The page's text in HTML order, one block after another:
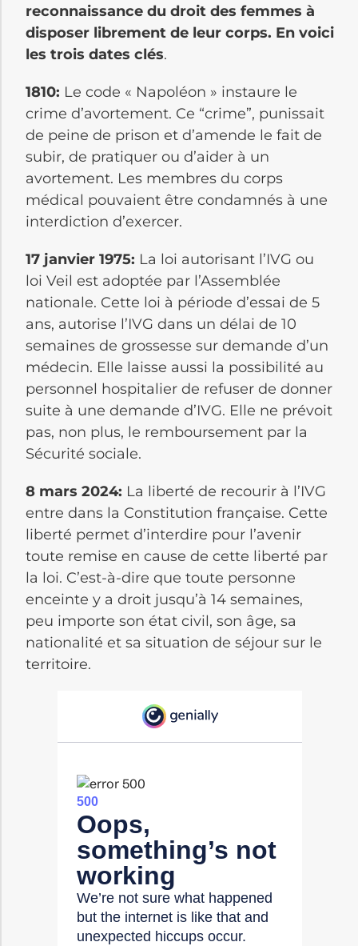
reconnaissance du droit des femmes à
disposer librement de leur corps. En voici
les trois dates clés.
1810: Le code « Napoléon » instaure le
crime d’avortement. Ce “crime”, punissait
de peine de prison et d’amende le fait de
subir, de pratiquer ou d’aider à un
avortement. Les membres du corps
médical pouvaient être condamnés à une
interdiction d’exercer.
17 janvier 1975: La loi autorisant l’IVG ou
loi Veil est adoptée par l’Assemblée
nationale. Cette loi à période d’essai de 5
ans, autorise l’IVG dans un délai de 10
semaines de grossesse sur demande d’un
médecin. Elle laisse aussi la possibilité au
personnel hospitalier de refuser de donner
suite à une demande d’IVG. Elle ne prévoit
pas, non plus, le remboursement par la
Sécurité sociale.
8 mars 2024: La liberté de recourir à l’IVG
entre dans la Constitution française. Cette
liberté permet d’interdire pour l’avenir
toute remise en cause de cette liberté par
la loi. C’est-à-dire que toute personne
enceinte y a droit jusqu’à 14 semaines,
peu importe son état civil, son âge, sa
nationalité et sa situation de séjour sur le
territoire.